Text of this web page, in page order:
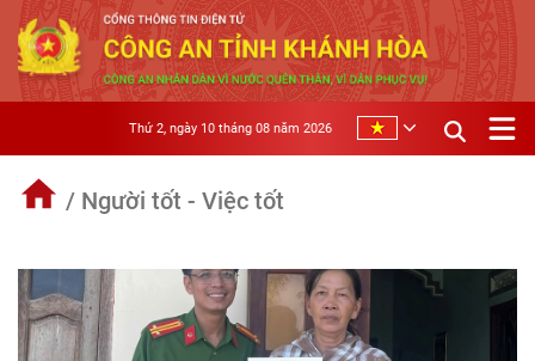
Thứ 2, ngày 10 tháng 08 năm 2026
/ Người tốt - Việc tốt